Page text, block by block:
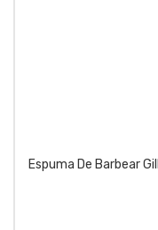
Espuma De Barbear